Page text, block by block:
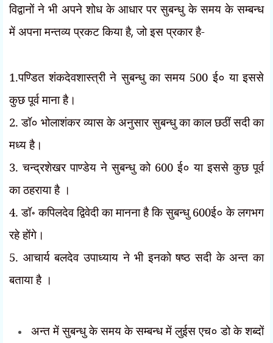
विद्वानों ने भी अपने शोध के आधार पर सुबन्धु के समय के सम्बन्ध
में अपना मन्तव्य प्रकट किया है,जो इस प्रकार है-
1.पण्डित शंकदेवशास्त्री ने सुबन्धु का समय 500 ई० या इससे
कुछ पूर्व माना है।
2. डॉ० भोलाशंकर व्यास के अनुसार सुबन्धु का काल छठीं सदी का
मध्य है।
3. चन्द्रशेखर पाण्डेय ने सुबन्धु को 600 ई० या इससे कुछ पूर्व
का ठहराया है ।
4. डॉ॰ कपिलदेव द्विवेदी का मानना है कि सुबन्धु 600ई० के लगभग
रहे होंगे।
5. आचार्य बलदेव उपाध्याय ने भी इनको षष्ठ सदी के अन्त का
बताया है ।
अन्त में सुबन्धु के समय के सम्बन्ध में लुईस एच० डो के शब्दों